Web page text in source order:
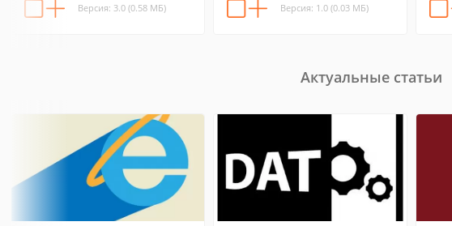
Версия: 3.0 (0.58 МБ) Версия: 1.0 (0.03 МБ)
Актуальные статьи